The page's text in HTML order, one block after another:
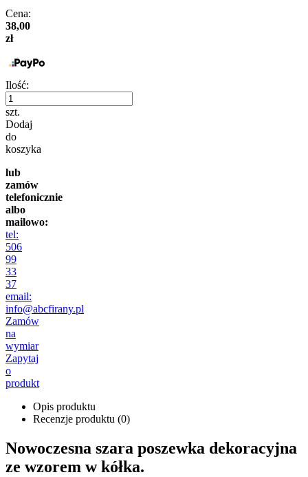
Cena:
38,00
zł
Ilość:
szt.
Dodaj
do
koszyka
lub
zamów
telefonicznie
albo
mailowo:
tel:
506
99
33
37
email:
info@abcfirany.pl
Zamów
na
wymiar
Zapytaj
o
produkt
Opis produktu
Recenzje produktu (0)
Nowoczesna szara poszewka dekoracyjna
ze wzorem w kółka.